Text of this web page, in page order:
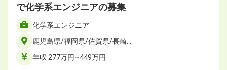
で化学系エンジニアの募集
化学系エンジニア
鹿児島県/福岡県/佐賀県/長崎…
年収 277万円~449万円